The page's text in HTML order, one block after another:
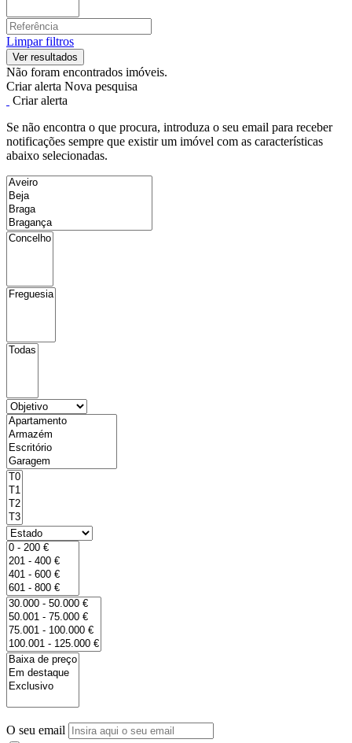
Limpar filtros
Não foram encontrados imóveis.
Criar alerta Nova pesquisa
Criar alerta
Se não encontra o que procura, introduza o seu email para receber
notificações sempre que existir um imóvel com as características
abaixo selecionadas.
O seu email